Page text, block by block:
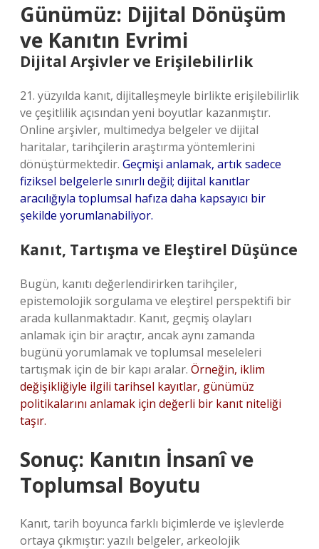
Günümüz: Dijital Dönüşüm
ve Kanıtın Evrimi
Dijital Arşivler ve Erişilebilirlik
21. yüzyılda kanıt, dijitalleşmeyle birlikte erişilebilirlik
ve çeşitlilik açısından yeni boyutlar kazanmıştır.
Online arşivler, multimedya belgeler ve dijital
haritalar, tarihçilerin araştırma yöntemlerini
dönüştürmektedir. Geçmişi anlamak, artık sadece
fiziksel belgelerle sınırlı değil; dijital kanıtlar
aracılığıyla toplumsal hafıza daha kapsayıcı bir
şekilde yorumlanabiliyor.
Kanıt, Tartışma ve Eleştirel Düşünce
Bugün, kanıtı değerlendirirken tarihçiler,
epistemolojik sorgulama ve eleştirel perspektifi bir
arada kullanmaktadır. Kanıt, geçmiş olayları
anlamak için bir araçtır, ancak aynı zamanda
bugünü yorumlamak ve toplumsal meseleleri
tartışmak için de bir kapı aralar. Örneğin, iklim
değişikliğiyle ilgili tarihsel kayıtlar, günümüz
politikalarını anlamak için değerli bir kanıt niteliği
taşır.
Sonuç: Kanıtın İnsanî ve
Toplumsal Boyutu
Kanıt, tarih boyunca farklı biçimlerde ve işlevlerde
ortaya çıkmıştır: yazılı belgeler, arkeolojik